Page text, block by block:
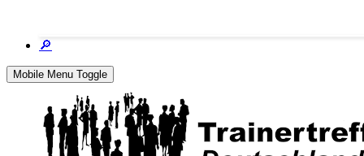
🔎
Mobile Menu Toggle